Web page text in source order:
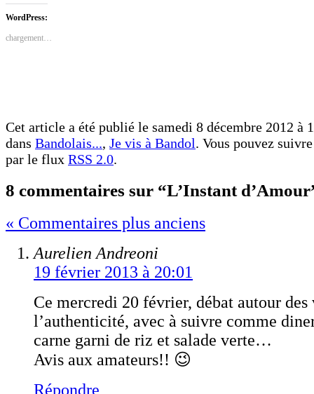
Facebook(ouvre
dans
une
fenêtre)
WordPress:
chargement…
Cet article a été publié le samedi 8 décembre 2012 à
dans Bandolais..., Je vis à Bandol. Vous pouvez
par le flux RSS 2.0.
8 commentaires sur “L’Instant
« Commentaires plus anciens
Aurelien Andreoni
19 février 2013 à 20:01
Ce mercredi 20 février, débat autour des
l’authenticité, avec à suivre comme
carne garni de riz et salade verte…
Avis aux amateurs!! 😉
Répondre